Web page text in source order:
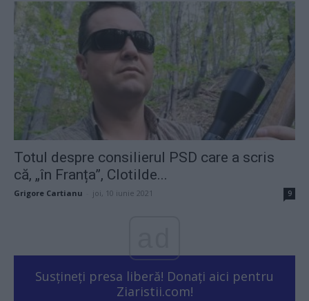
Totul despre consilierul PSD care a scris
că, „în Franța”, Clotilde...
Grigore Cartianu joi, 10 iunie 2021 9
Susțineți presa liberă! Donați aici pentru
Ziaristii.com!